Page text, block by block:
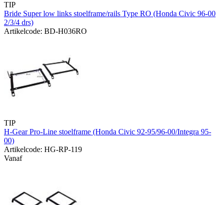
TIP
Bride Super low links stoelframe/rails Type RO (Honda Civic 96-00
2/3/4 drs)
Artikelcode: BD-H036RO
TIP
H-Gear Pro-Line stoelframe (Honda Civic 92-95/96-00/Integra 95-
00)
Artikelcode: HG-RP-119
Vanaf